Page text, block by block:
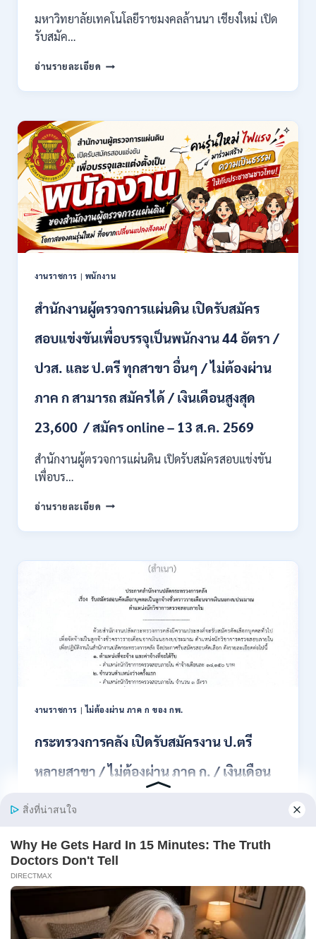
ต้อง
ก
กพ.
สมัคร
17
–
21
สิงหาคม
2569
มหาวิทยาลัยเทคโนโลยีราชมงคลล้านนา เชียงใหม่ เปิด
รับสมัค…
อ่านรายละเอียด มหาวิทยาลัย
ราช
ล้าน
เชียงใหม่
เปิด
รับ
สมัคร
คัด
เลือก
บุคคล
เพื่อ
เป็น
หลาย
อัตรา
/
ป.ตรี
หลาย
+
เงิน
สูงสุด
15
2569
งานราชการ | พนักงาน
สำนักงานผู้ตรวจการแผ่นดิน เปิดรับสมัคร
สอบแข่งขันเพื่อบรรจุเป็นพนักงาน 44 อัตรา /
ปวส. และ ป.ตรี ทุกสาขา อื่นๆ / ไม่ต้องผ่าน
ภาค ก สามารถ สมัครได้ / เงินเดือนสูงสุด
23,600 / สมัคร online – 13 ส.ค. 2569
สำนักงานผู้ตรวจการแผ่นดิน เปิดรับสมัครสอบแข่งขัน
เพื่อบร…
อ่านรายละเอียด สำนักงาน
ตรวจ
แผ่น
รับ
สอบ
แข่งขัน
เพื่อ
บรรจุ
เป็น
44
/
และ
/
ไม่
ผ่าน
ก
สามารถ
งานราชการ |ไม่ต้องผ่าน ภาค ก ของ กพ.
กระทรวงการคลัง เปิดรับสมัครงาน ป.ตรี
หลายสาขา / ไม่ต้องผ่าน ภาค ก. / เงินเดือน
18150 / สมัคร 13 – 25 สิงหาคม 2569
ตำแหน่งนักวิ…
อ่านรายละเอียด
คลัง
เปิด
รับ